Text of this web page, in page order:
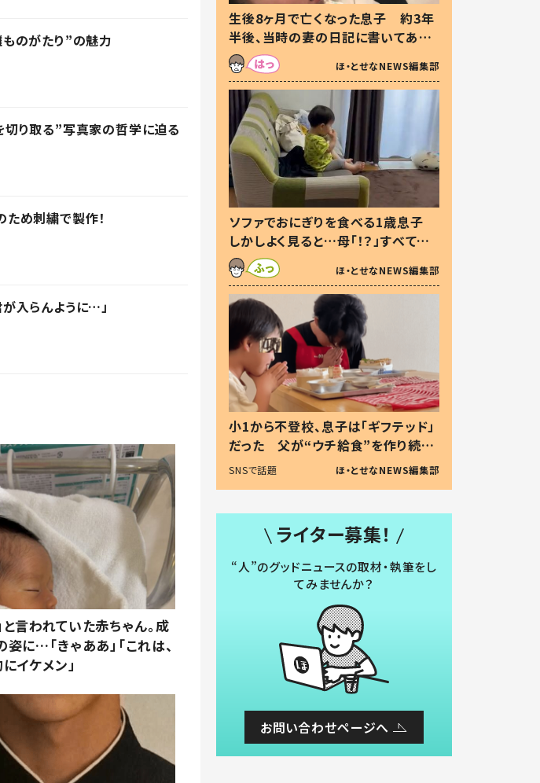
のがたり”の魅力
り取る”写真家の哲学に迫る
め刺繍で製作！
入らんように…」
言われていた赤ちゃん。成
に…「きゃああ」「これは、
イケメン」
生後8ヶ月で亡くなった息子 約3年
半後、当時の妻の日記に書いてあっ
た本音とは
ほ・とせなNEWS編集部
ソファでおにぎりを食べる1歳息子
しかしよく見ると…母「！？」すべてを
察した母の投稿に「可愛いから許
す！」「現行犯〜」
ほ・とせなNEWS編集部
小1から不登校、息子は「ギフテッド」
だった 父が“ウチ給食”を作り続け
る理由とは #令和の親 #令和の子
SNSで話題 ほ・とせなNEWS編集部
ライター募集！
“人”のグッドニュースの取材・執筆をし
てみませんか？
お問い合わせページへ